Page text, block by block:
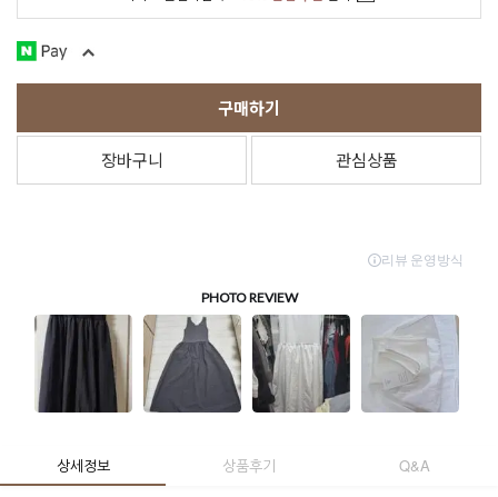
구매하기
장바구니 관심상품
상세정보 상품후기 Q&A